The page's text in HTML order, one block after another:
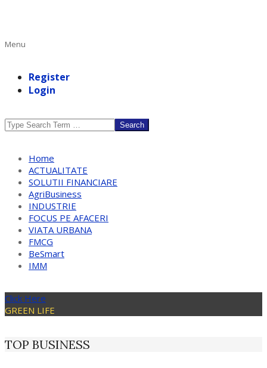
Primary
Menu
Register
Login
Search
Home
ACTUALITATE
SOLUTII FINANCIARE
AgriBusiness
INDUSTRIE
FOCUS PE AFACERI
VIATA URBANA
FMCG
BeSmart
IMM
Click Here
GREEN LIFE
TOP BUSINESS